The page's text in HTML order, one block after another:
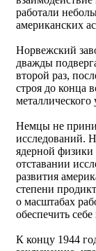
работали
американских
Норвежский
дважды
второй раз,
строя до конца
металлического
Немцы не
исследований.
ядерной физики
отставании
развития
степени
о масштабах
обеспечить
К концу 1944